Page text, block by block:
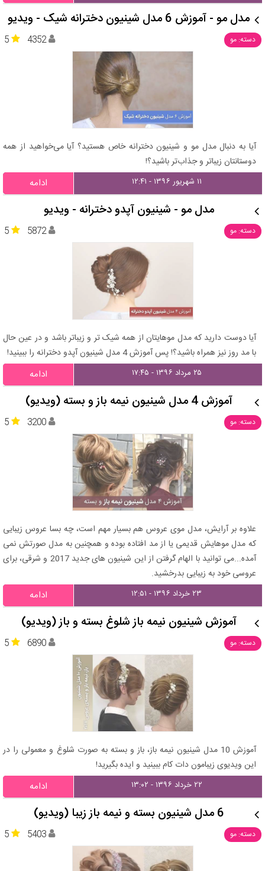
مدل مو - آموزش 6 مدل شینیون دخترانه شیک - ویدیو
دسته: مو 5 4352
آیا به دنبال مدل مو و شینیون دخترانه خاص هستید؟ آیا می‌خواهید از همه
دوستانتان زیباتر و جذاب‌تر باشید؟!
۱۱ شهریور ۱۳۹۶ - ۱۲:۴۱ ادامه
مدل مو - شینیون آپدو دخترانه - ویدیو
دسته: مو 5 5872
آیا دوست دارید که مدل موهایتان از همه شیک تر و زیباتر باشد و در عین حال
با مد روز نیز همراه باشید؟! پس آموزش 4 مدل شینیون آپدو دخترانه را ببینید!
۲۵ مرداد ۱۳۹۶ - ۱۷:۴۵ ادامه
آموزش 4 مدل شینیون نیمه باز و بسته (ویدیو)
دسته: مو 5 3200
علاوه بر آرایش، مدل موی عروس هم بسیار مهم است، چه بسا عروس زیبایی
که مدل موهایش قدیمی یا از مد افتاده بوده و همچنین به مدل صورتش نمی
آمده...می توانید با الهام گرفتن از این شینیون های جدید 2017 و شرقی، برای
عروسی خود به زیبایی بدرخشید.
۲۳ خرداد ۱۳۹۶ - ۱۲:۵۱ ادامه
آموزش شینیون نیمه باز شلوغ بسته و باز (ویدیو)
دسته: مو 5 6890
آموزش 10 مدل شینیون نیمه باز، باز و بسته به صورت شلوغ و معمولی را در
این ویدیوی زیبامون دات کام ببینید و ایده بگیرید!
۲۲ خرداد ۱۳۹۶ - ۱۳:۰۲ ادامه
6 مدل شینیون بسته و نیمه باز زیبا (ویدیو)
دسته: مو 5 5403